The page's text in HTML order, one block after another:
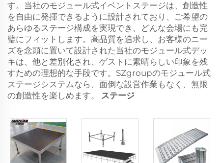
す。当社のモジュール式イベントステージは、創造性
を自由に発揮できるように設計されており、ご希望の
あらゆるステージ構成を実現でき、どんな会場にも完
璧にフィットします。高品質を追求し、お客様のニー
ズを念頭に置いて設計された当社のモジュール式デッ
キは、他と差別化され、ゲストに素晴らしい印象を残
すための理想的な手段です。SZgroupのモジュール式
ステージシステムなら、面倒な設営作業もなく、無限
の創造性を楽しめます。 ステージ